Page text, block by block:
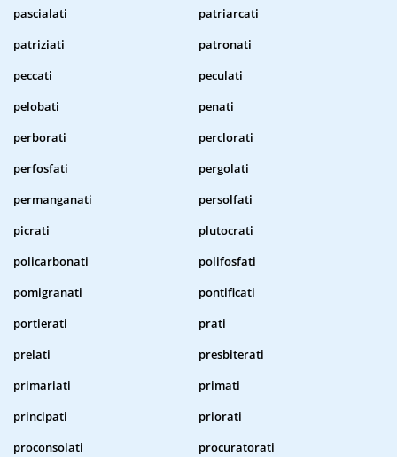
pascialati
patriarcati
patriziati
patronati
peccati
peculati
pelobati
penati
perborati
perclorati
perfosfati
pergolati
permanganati
persolfati
picrati
plutocrati
policarbonati
polifosfati
pomigranati
pontificati
portierati
prati
prelati
presbiterati
primariati
primati
principati
priorati
proconsolati
procuratorati